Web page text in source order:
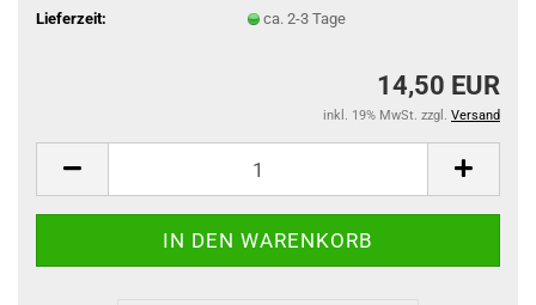
Lieferzeit:
ca. 2-3 Tage
14,50 EUR
inkl. 19% MwSt. zzgl. Versand